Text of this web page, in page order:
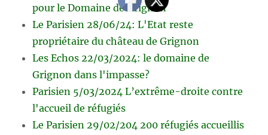
pour le Domaine de Grignon
Le Parisien 28/06/24: L'Etat reste
propriétaire du château de Grignon
Les Echos 22/03/2024: le domaine de
Grignon dans l'impasse?
Parisien 5/03/2024 L’extrême-droite contre
l'accueil de réfugiés
Le Parisien 29/02/204 200 réfugiés accueillis